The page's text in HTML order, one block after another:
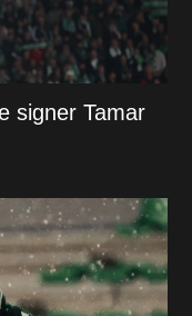
signer Tamar